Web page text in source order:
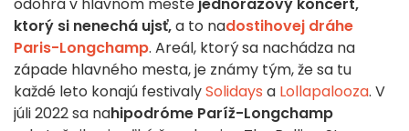
odohrá v hlavnom meste jednorazový koncert,
ktorý si nenechá ujsť,a to nadostihovej dráhe
Paris-Longchamp. Areál, ktorý sa nachádza na
západe hlavného mesta, je známy tým, že sa tu
každé leto konajú festivalySolidays a Lollapalooza. V
júli 2022 sa nahipodróme Paríž-Longchamp